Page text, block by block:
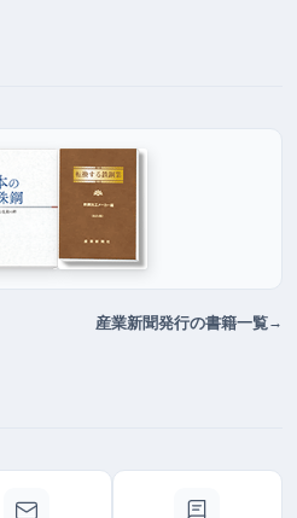
産業新聞発行の書籍一覧